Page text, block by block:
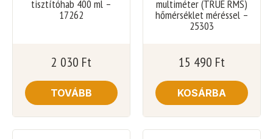
tisztítóhab 400 ml –
17262
2 030 Ft
TOVÁBB
multiméter (TRUE RMS)
hőmérséklet méréssel –
25303
15 490 Ft
KOSÁRBA